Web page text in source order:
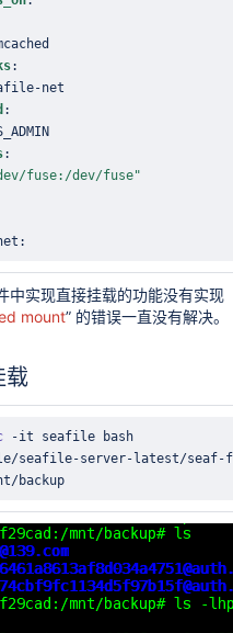
暴增10倍？
:
-
:
:
fuse:/dev/fuse"
:
中实现直接挂载的功能没有实现
mount” 的错误一直没有解决。
载
-it seafile
bash
backup